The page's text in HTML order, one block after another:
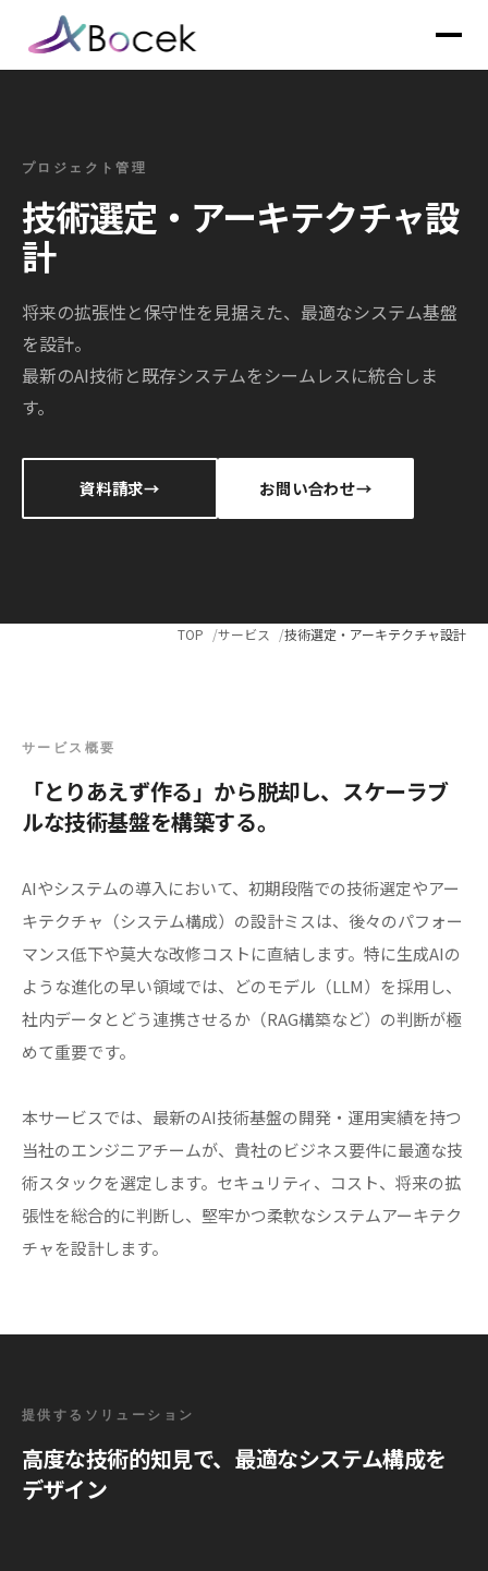
プロジェクト管理
技術選定・アーキテクチャ設
計
将来の拡張性と保守性を見据えた、最適なシステム基盤
を設計。
最新のAI技術と既存システムをシームレスに統合しま
す。
資料請求 お問い合わせ
TOP サービス 技術選定・アーキテクチャ設計
サービス概要
「とりあえず作る」から脱却し、スケーラブ
ルな技術基盤を構築する。
AIやシステムの導入において、初期段階での技術選定やアー
キテクチャ（システム構成）の設計ミスは、後々のパフォー
マンス低下や莫大な改修コストに直結します。特に生成AIの
ような進化の早い領域では、どのモデル（LLM）を採用し、
社内データとどう連携させるか（RAG構築など）の判断が極
めて重要です。
本サービスでは、最新のAI技術基盤の開発・運用実績を持つ
当社のエンジニアチームが、貴社のビジネス要件に最適な技
術スタックを選定します。セキュリティ、コスト、将来の拡
張性を総合的に判断し、堅牢かつ柔軟なシステムアーキテク
チャを設計します。
提供するソリューション
高度な技術的知見で、最適なシステム構成を
デザイン